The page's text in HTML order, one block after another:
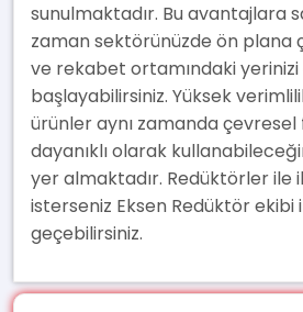
sunulmaktadır. Bu avantajlara
zaman sektörünüzde ön plana
ve rekabet ortamındaki
başlayabilirsiniz. Yüksek
ürünler aynı zamanda
dayanıklı olarak
yer almaktadır. Redüktörler ile
isterseniz Eksen Redüktör ekibi
geçebilirsiniz.